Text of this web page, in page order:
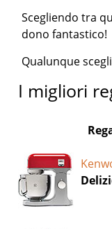
Scegliendo tra
dono fantastico!
Qualunque
I migliori